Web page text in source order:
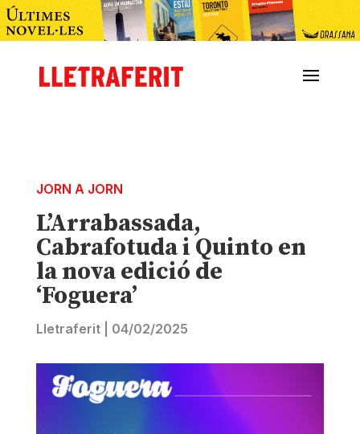
JORN A JORN
L’Arrabassada,
Cabrafotuda i Quinto en
la nova edició de
‘Foguera’
Lletraferit| 04/02/2025